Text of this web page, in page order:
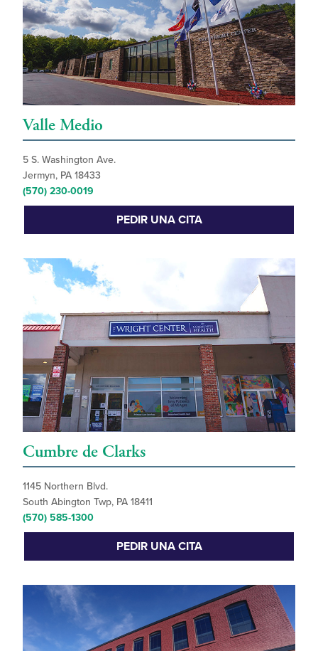
Valle Medio
5 S. Washington Ave.
Jermyn, PA 18433
(570) 230-0019
PEDIR UNA CITA
Cumbre de Clarks
1145 Northern Blvd.
South Abington Twp, PA 18411
(570) 585-1300
PEDIR UNA CITA